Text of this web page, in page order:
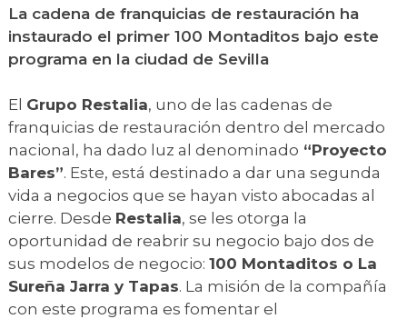
La cadena de franquicias de restauración ha
instaurado el primer 100 Montaditos bajo este
programa en la ciudad de Sevilla
El Grupo Restalia, uno de las cadenas de
franquicias de restauración dentro del mercado
nacional, ha dado luz al denominado “Proyecto
Bares”. Este, está destinado a dar una segunda
vida a negocios que se hayan visto abocadas al
cierre. Desde Restalia, se les otorga la
oportunidad de reabrir su negocio bajo dos de
sus modelos de negocio: 100 Montaditos o La
Sureña Jarra y Tapas. La misión de la compañía
con este programa es fomentar el